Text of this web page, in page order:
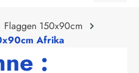
Flaggen 150x90cm
Afrika
: